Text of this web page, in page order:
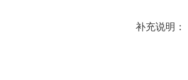
补充说明：